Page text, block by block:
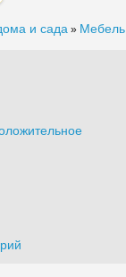
и сада » Мебель